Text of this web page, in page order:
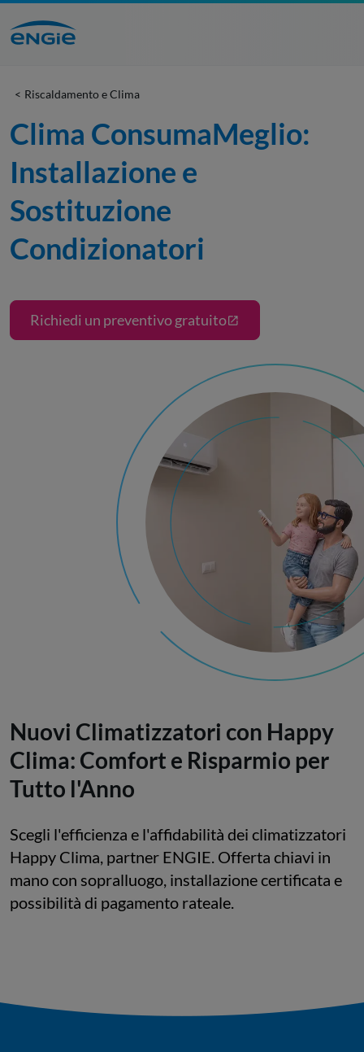
Riscaldamento e Clima
Clima ConsumaMeglio:
Installazione e
Sostituzione
Condizionatori
Richiedi un preventivo gratuito
Nuovi Climatizzatori con Happy
Clima: Comfort e Risparmio per
Tutto l'Anno
Scegli l'efficienza e l'affidabilità dei climatizzatori
Happy Clima, partner ENGIE. Offerta chiavi in
mano con sopralluogo, installazione certificata e
possibilità di pagamento rateale.